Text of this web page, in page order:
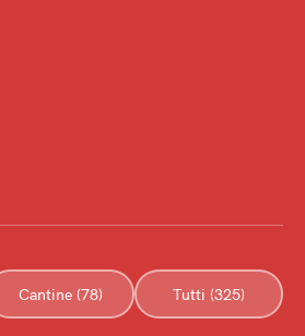
Cantine (78) Tutti (325)